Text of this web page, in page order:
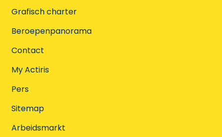
Grafisch charter
Beroepenpanorama
Contact
My Actiris
Pers
Sitemap
Arbeidsmarkt